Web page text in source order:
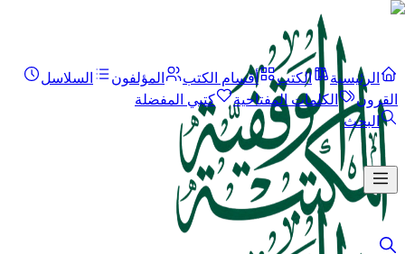
الرئيسية الكتب أقسام الكتب المؤلفون
السلاسل
القرون
الكلمات المفتاحية
كتبي المفضلة
البحث